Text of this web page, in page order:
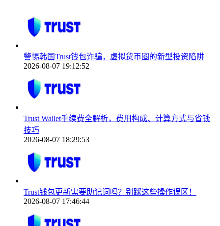
警惕韩国Trust钱包诈骗，虚拟货币圈的新型投资陷阱
2026-08-07 19:12:52
Trust Wallet手续费全解析，费用构成、计算方式与省钱
技巧
2026-08-07 18:29:53
Trust钱包更新需要助记词吗？别踩这些操作误区！
2026-08-07 17:46:44